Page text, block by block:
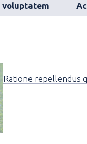
voluptatem
Ratione repellendus